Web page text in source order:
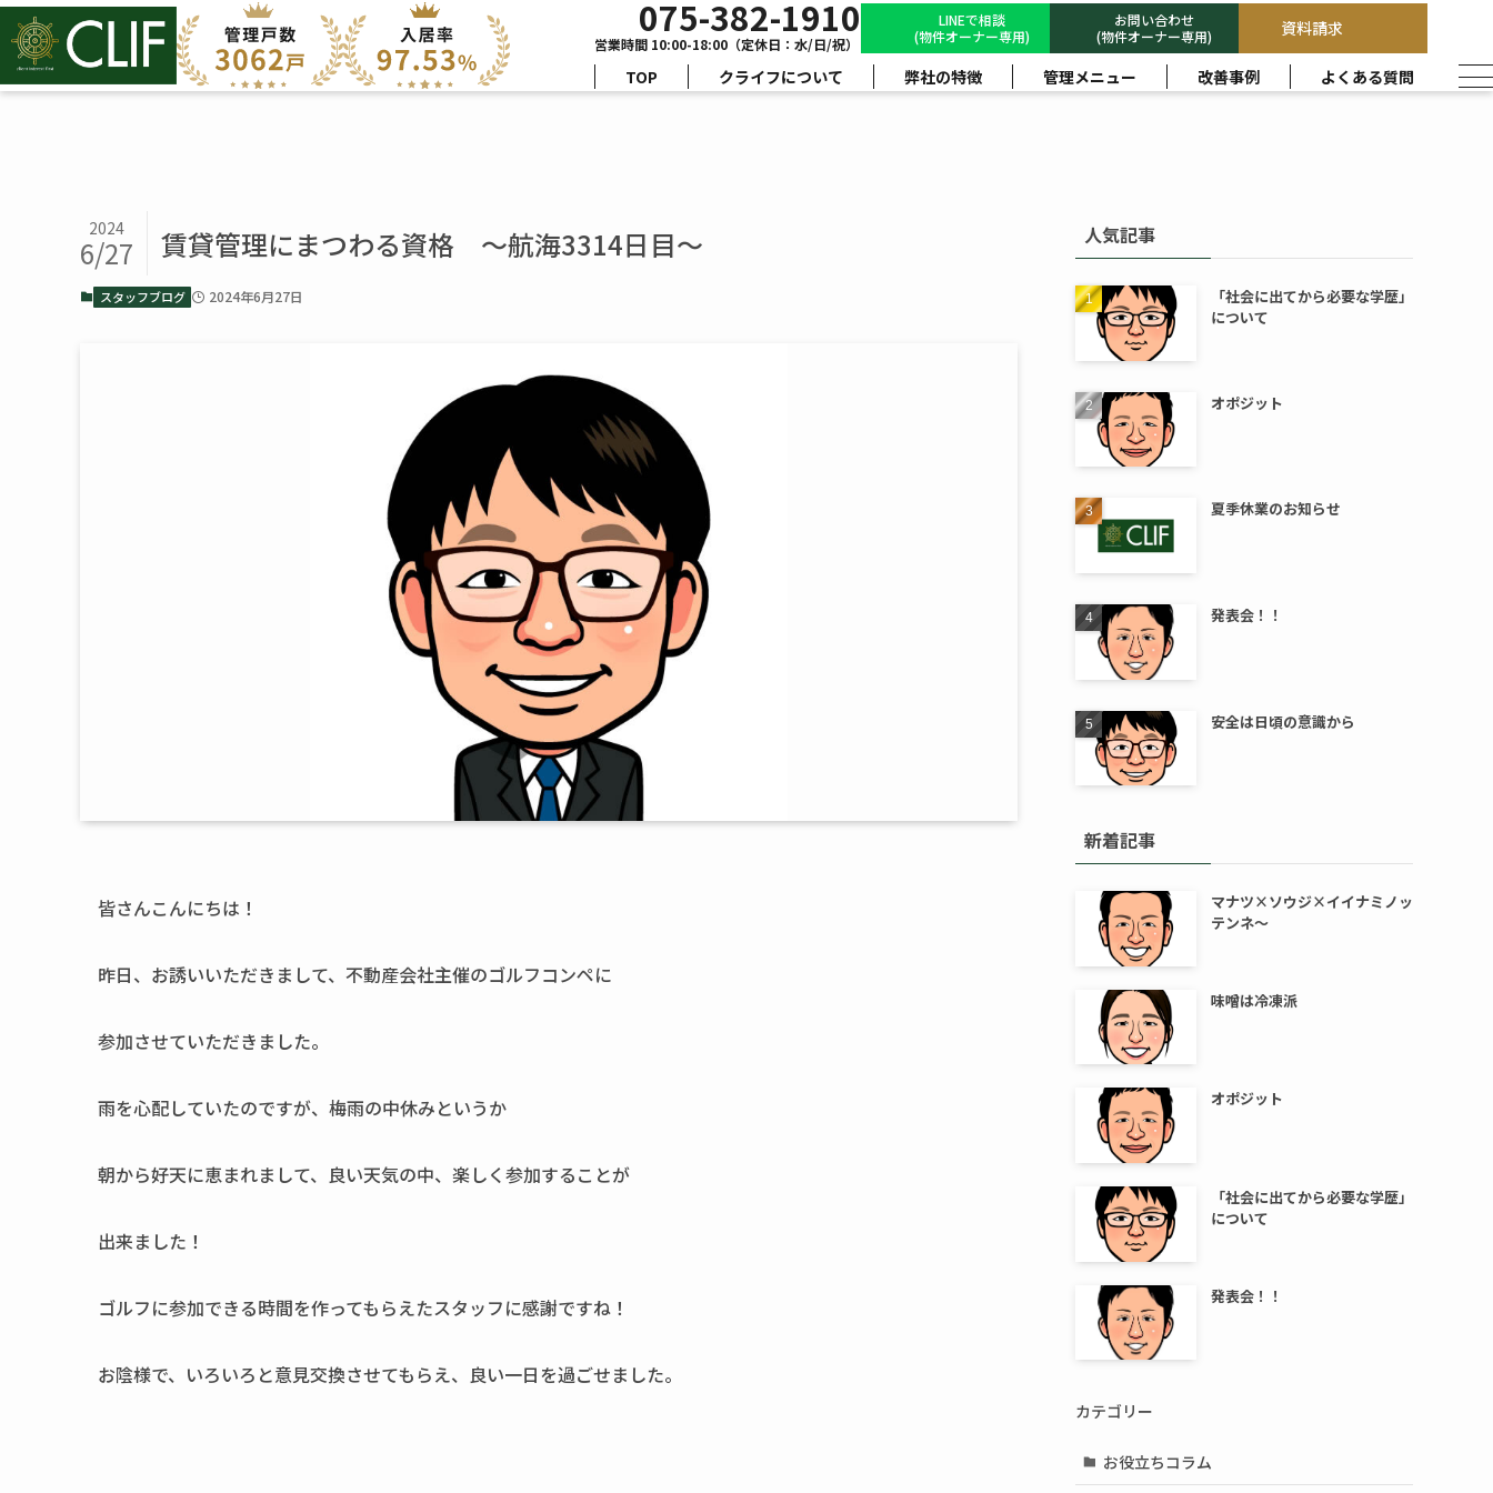
075-382-1910
営業時間 10:00-18:00（定休日：水/日/祝）
LINEで相談
(物件オーナー専用)
お問い合わせ
(物件オーナー専用)
資料請求
TOP クライフについて 弊社の特徴 管理メニュー 改善事例 よくある質問
賃貸管理にまつわる資格 ～航海3314日目～
2024
6/27
スタッフブログ 2024年6月27日
皆さんこんにちは！
昨日、お誘いいただきまして、不動産会社主催のゴルフコンペに
参加させていただきました。
雨を心配していたのですが、梅雨の中休みというか
朝から好天に恵まれまして、良い天気の中、楽しく参加することが
出来ました！
ゴルフに参加できる時間を作ってもらえたスタッフに感謝ですね！
お陰様で、いろいろと意見交換させてもらえ、良い一日を過ごせました。
人気記事
「社会に出てから必要な学歴」
について
オポジット
夏季休業のお知らせ
発表会！！
安全は日頃の意識から
新着記事
マナツ×ソウジ×イイナミノッ
テンネ～
味噌は冷凍派
オポジット
「社会に出てから必要な学歴」
について
発表会！！
カテゴリー
お役立ちコラム